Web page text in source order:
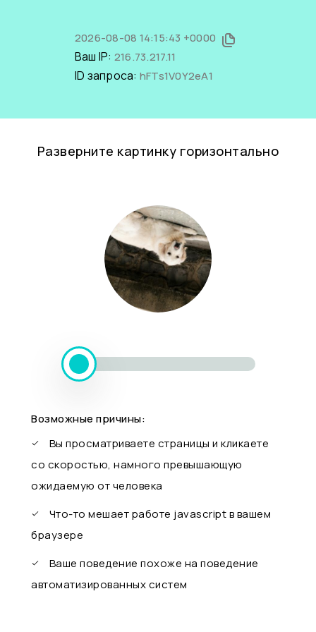
2026-08-08 14:15:43 +0000
Ваш IP: 216.73.217.11
ID запроса: hFTs1V0Y2eA1
Разверните картинку горизонтально
Возможные причины:
Вы просматриваете страницы и кликаете
со скоростью, намного превышающую
ожидаемую от человека
Что-то мешает работе javascript в вашем
браузере
Ваше поведение похоже на поведение
автоматизированных систем